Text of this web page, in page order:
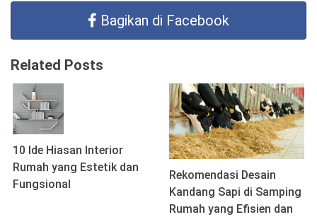
Bagikan di Facebook
Related Posts
10 Ide Hiasan Interior
Rumah yang Estetik dan
Fungsional
Rekomendasi Desain
Kandang Sapi di Samping
Rumah yang Efisien dan